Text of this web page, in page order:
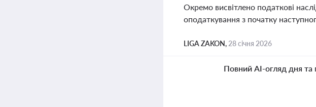
Окремо висвітлено податкові
оподаткування з початку
LIGA ZAKON, 28 січня 2026
Повний AI-огляд дня та